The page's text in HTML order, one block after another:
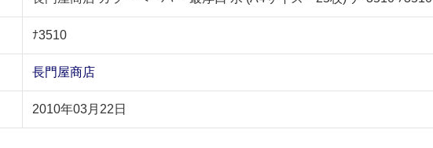
ﾅ3510
長門屋商店
2010年03月22日